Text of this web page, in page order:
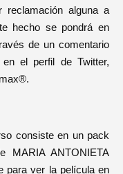
reclamación alguna a
hecho se pondrá en
de un comentario
el perfil de Twitter,
consiste en un pack
MARIA ANTONIETA
para ver la película en